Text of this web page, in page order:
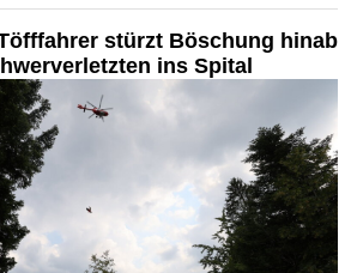
stürzt Böschung hinab
ins Spital